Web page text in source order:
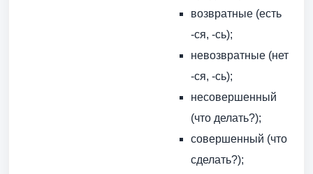
возвратные (есть
-ся, -сь);
невозвратные (нет
-ся, -сь);
несовершенный
(что делать?);
совершенный (что
сделать?);